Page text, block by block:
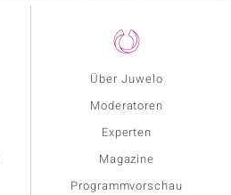
Über Juwelo
Moderatoren
Experten
Magazine
Programmvorschau